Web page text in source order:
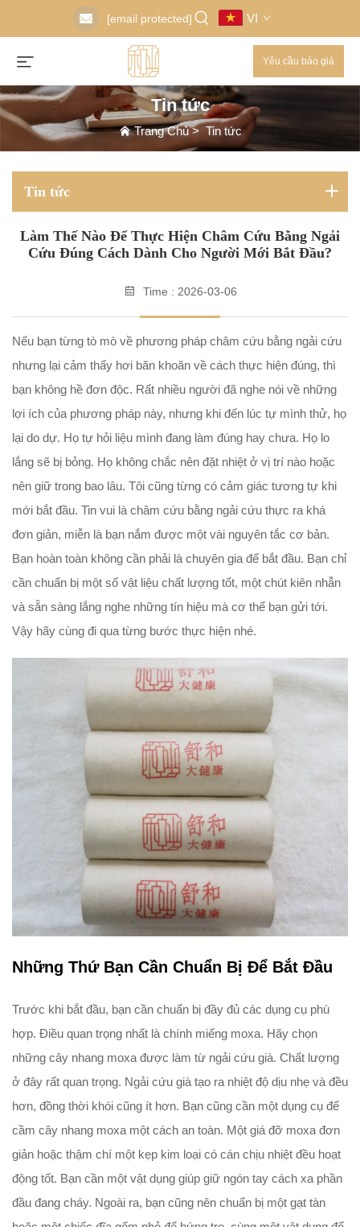
[email protected] VI
Yêu cầu báo giá
Tin tức
Trang Chủ> Tin tức
Tin tức
Làm Thế Nào Để Thực Hiện Châm Cứu Bằng Ngải
Cứu Đúng Cách Dành Cho Người Mới Bắt Đầu?
Time : 2026-03-06
Nếu bạn từng tò mò về phương pháp châm cứu bằng ngải cứu
nhưng lại cảm thấy hơi băn khoăn về cách thực hiện đúng, thì
bạn không hề đơn độc. Rất nhiều người đã nghe nói về những
lợi ích của phương pháp này, nhưng khi đến lúc tự mình thử, họ
lại do dự. Họ tự hỏi liệu mình đang làm đúng hay chưa. Họ lo
lắng sẽ bị bỏng. Họ không chắc nên đặt nhiệt ở vị trí nào hoặc
nên giữ trong bao lâu. Tôi cũng từng có cảm giác tương tự khi
mới bắt đầu. Tin vui là châm cứu bằng ngải cứu thực ra khá
đơn giản, miễn là bạn nắm được một vài nguyên tắc cơ bản.
Bạn hoàn toàn không cần phải là chuyên gia để bắt đầu. Bạn chỉ
cần chuẩn bị một số vật liệu chất lượng tốt, một chút kiên nhẫn
và sẵn sàng lắng nghe những tín hiệu mà cơ thể bạn gửi tới.
Vậy hãy cùng đi qua từng bước thực hiện nhé.
Những Thứ Bạn Cần Chuẩn Bị Để Bắt Đầu
Trước khi bắt đầu, bạn cần chuẩn bị đầy đủ các dụng cụ phù
hợp. Điều quan trọng nhất là chính miếng moxa. Hãy chọn
những cây nhang moxa được làm từ ngải cứu già. Chất lượng
ở đây rất quan trọng. Ngải cứu già tạo ra nhiệt độ dịu nhẹ và đều
hơn, đồng thời khói cũng ít hơn. Bạn cũng cần một dụng cụ để
cầm cây nhang moxa một cách an toàn. Một giá đỡ moxa đơn
giản hoặc thậm chí một kẹp kim loại có cán chịu nhiệt đều hoạt
động tốt. Bạn cần một vật dụng giúp giữ ngón tay cách xa phần
đầu đang cháy. Ngoài ra, bạn cũng nên chuẩn bị một gạt tàn